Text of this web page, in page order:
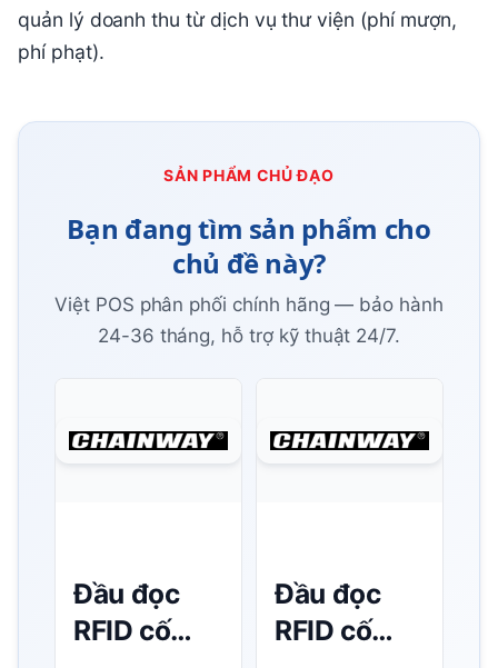
quản lý doanh thu từ dịch vụ thư viện (phí mượn,
phí phạt).
SẢN PHẨM CHỦ ĐẠO
Bạn đang tìm sản phẩm cho
chủ đề này?
Việt POS phân phối chính hãng — bảo hành
24-36 tháng, hỗ trợ kỹ thuật 24/7.
Đầu đọc
RFID cố
Đầu đọc
RFID cố